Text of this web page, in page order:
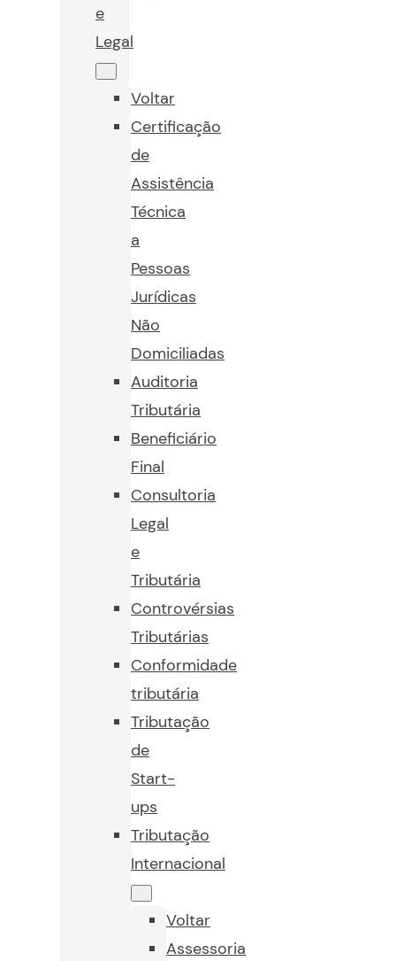
e
Legal
Voltar
Certificação
de
Assistência
Técnica
a
Pessoas
Jurídicas
Não
Domiciliadas
Auditoria
Tributária
Beneficiário
Final
Consultoria
Legal
e
Tributária
Controvérsias
Tributárias
Conformidade
tributária
Tributação
de
Start-
ups
Tributação
Internacional
Voltar
Assessoria